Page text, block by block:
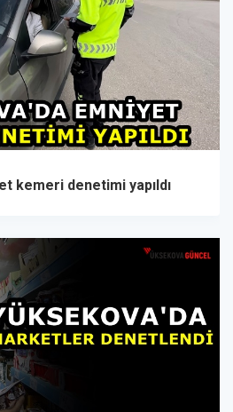
kemeri denetimi yapıldı